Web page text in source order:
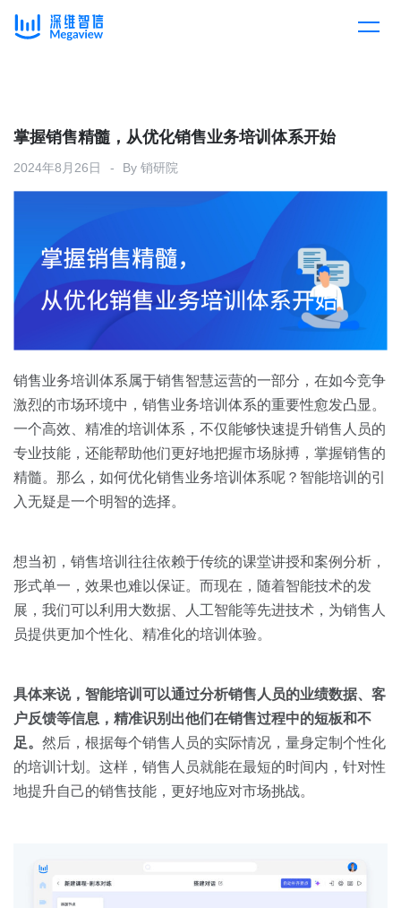
产品总览
产品集成
下载客户端
解决方案
按行业
消费医疗
汽车
房地产
金融
按角色
销售人员
销售管理
交易跟进
培训辅导
客户案例
开放平台
定价
资源中心
资源中心
全部
白皮书
关于我们
预约演示
掌握销售精髓，从优化销售业务培训体系开始
2024年8月26日 By 销研院
销售业务培训体系属于销售智慧运营的一部分，在如今竞争
激烈的市场环境中，销售业务培训体系的重要性愈发凸显。
一个高效、精准的培训体系，不仅能够快速提升销售人员的
专业技能，还能帮助他们更好地把握市场脉搏，掌握销售的
精髓。那么，如何优化销售业务培训体系呢？智能培训的引
入无疑是一个明智的选择。
想当初，销售培训往往依赖于传统的课堂讲授和案例分析，
形式单一，效果也难以保证。而现在，随着智能技术的发
展，我们可以利用大数据、人工智能等先进技术，为销售人
员提供更加个性化、精准化的培训体验。
具体来说，智能培训可以通过分析销售人员的业绩数据、客
户反馈等信息，精准识别出他们在销售过程中的短板和不
足。 然后，根据每个销售人员的实际情况，量身定制个性化
的培训计划。这样，销售人员就能在最短的时间内，针对性
地提升自己的销售技能，更好地应对市场挑战。